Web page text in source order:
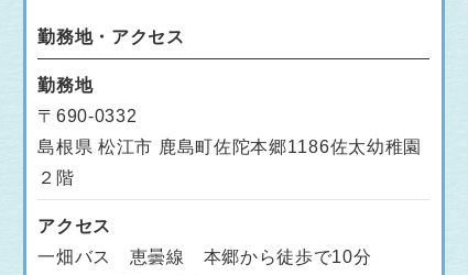
勤務地・アクセス
勤務地
〒690-0332
島根県 松江市 鹿島町佐陀本郷1186佐太幼稚園
２階
アクセス
一畑バス 恵曇線 本郷から徒歩で10分